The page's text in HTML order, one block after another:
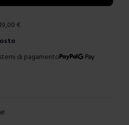
€
di pagamento